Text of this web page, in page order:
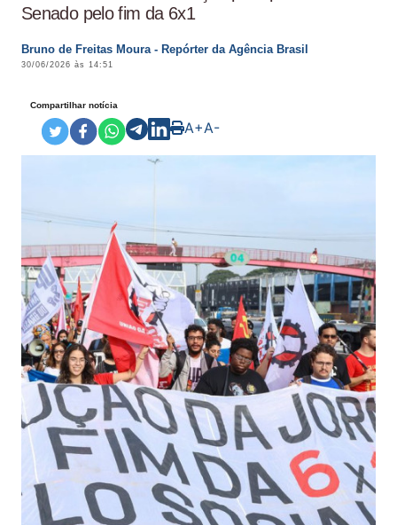
Senado pelo fim da 6x1
Bruno de Freitas Moura - Repórter da Agência Brasil
30/06/2026 às 14:51
Compartilhar notícia
A+A-